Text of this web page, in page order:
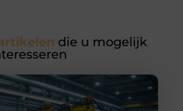
die u mogelijk